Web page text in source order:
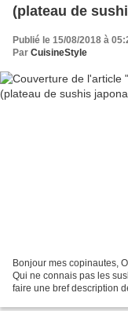
(plateau de
Publié le 15/08/2018 à
Par CuisineStyle
Bonjour mes copinautes,
Qui ne connais pas les
faire une bref description